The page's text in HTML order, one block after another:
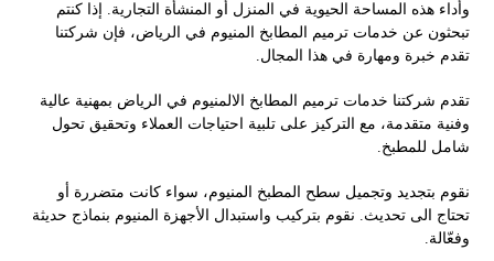
وأداء هذه المساحة الحيوية في المنزل أو المنشأة التجارية. إذا كنتم
تبحثون عن خدمات ترميم المطابخ المنيوم في الرياض، فإن شركتنا
تقدم خبرة ومهارة في هذا المجال.
تقدم شركتنا خدمات ترميم المطابخ الالمنيوم في الرياض بمهنية عالية
وفنية متقدمة، مع التركيز على تلبية احتياجات العملاء وتحقيق تحول
شامل للمطبخ.
نقوم بتجديد وتجميل سطح المطبخ المنيوم، سواء كانت متضررة أو
تحتاج الى تحديث. نقوم بتركيب واستبدال الأجهزة المنيوم بنماذج حديثة
وفعّالة.